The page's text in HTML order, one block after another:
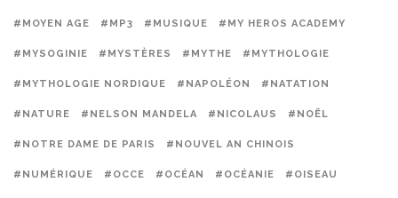
#MOYEN AGE #MP3 #MUSIQUE #MY HEROS ACADEMY
#MYSOGINIE #MYSTÈRES #MYTHE #MYTHOLOGIE
#MYTHOLOGIE NORDIQUE #NAPOLÉON #NATATION
#NATURE #NELSON MANDELA #NICOLAUS #NOËL
#NOTRE DAME DE PARIS #NOUVEL AN CHINOIS
#NUMÉRIQUE #OCCE #OCÉAN #OCÉANIE #OISEAU